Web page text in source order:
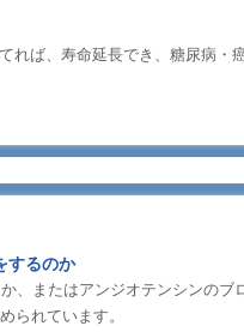
れば、寿命延長でき、糖尿病・
するのか
、またはアンジオテンシンのブ
られています。